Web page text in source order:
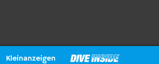
Kleinanzeigen